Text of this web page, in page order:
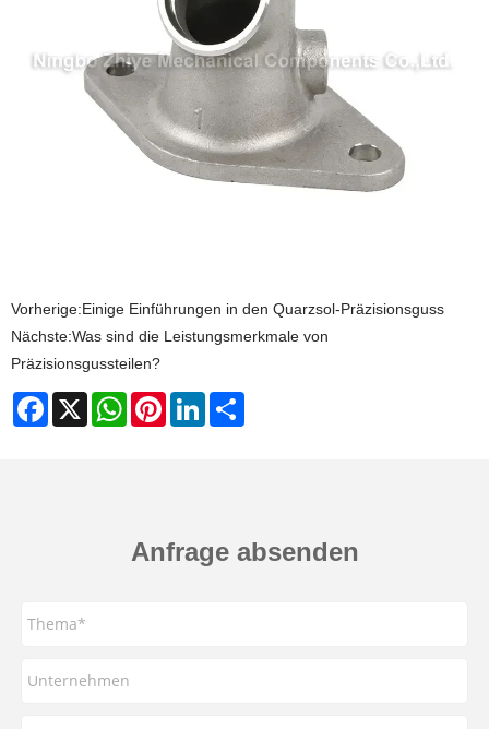
Vorherige:Einige Einführungen in den Quarzsol-Präzisionsguss
Nächste:Was sind die Leistungsmerkmale von
Präzisionsgussteilen?
Facebook
X WhatsAppPinterestLinkedIn
Anfrage absenden